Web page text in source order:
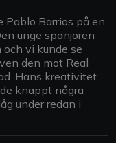
Pablo Barrios på en
unge spanjoren
vi kunde se
den mot Real
Hans kreativitet
knappt några
under redan i